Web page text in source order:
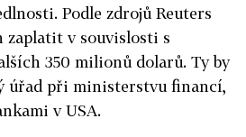
Podle zdrojů Reuters
zaplatit v souvislosti s
350 milionů dolarů. Ty by
úřad při ministerstvu financí,
v USA.